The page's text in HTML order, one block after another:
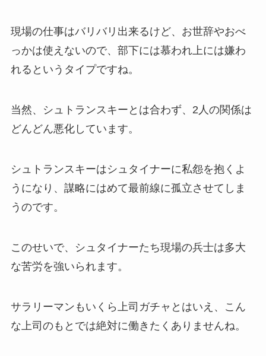
現場の仕事はバリバリ出来るけど、お世辞やおべ
っかは使えないので、部下には慕われ上には嫌わ
れるというタイプですね。
当然、シュトランスキーとは合わず、2人の関係は
どんどん悪化しています。
シュトランスキーはシュタイナーに私怨を抱くよ
うになり、謀略にはめて最前線に孤立させてしま
うのです。
このせいで、シュタイナーたち現場の兵士は多大
な苦労を強いられます。
サラリーマンもいくら上司ガチャとはいえ、こん
な上司のもとでは絶対に働きたくありませんね。